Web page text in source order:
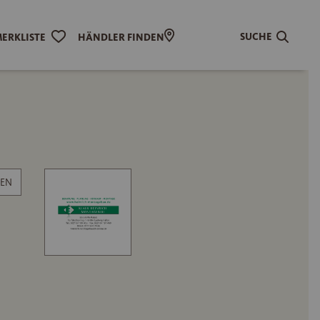
HÄNDLER FINDEN SUCHE